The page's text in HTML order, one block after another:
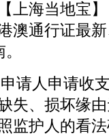
海当地宝】
澳通行证最
人申请收
失、损坏缘
监护人的看